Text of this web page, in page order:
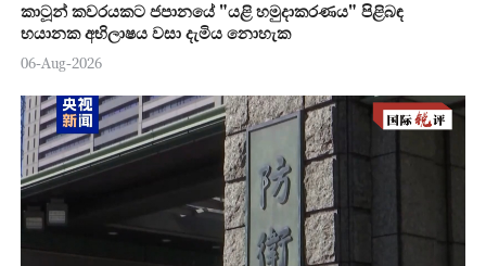
කාටූන් කවරයකට ජපානයේ "යළි හමුදාකරණය" පිළිබඳ
භයානක අභිලාෂය වසා දැමිය නොහැක
06-Aug-2026